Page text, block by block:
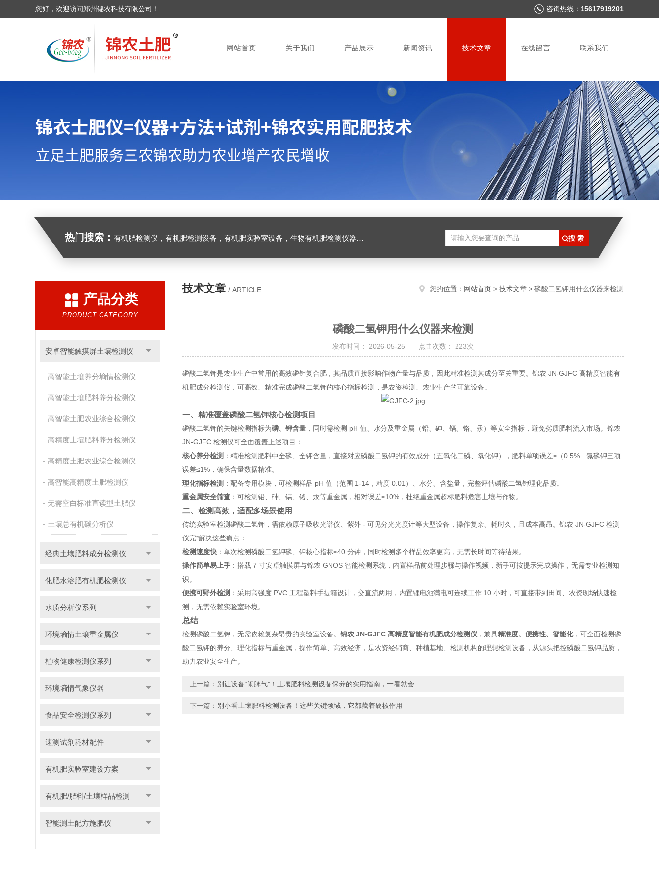
您好，欢迎访问郑州锦农科技有限公司！ 咨询热线： 15617919201
网站首页 关于我们 产品展示 新闻资讯 技术文章 在线留言 联系我们
热门搜索： 有机肥检测仪，有机肥检测设备，有机肥实验室设备，生物有机肥检测仪器，有机肥化验仪，有机肥实验室建设
产品分类
PRODUCT CATEGORY
安卓智能触摸屏土壤检测仪
高智能土壤养分墒情检测仪
高智能土壤肥料养分检测仪
高智能土肥农业综合检测仪
高精度土壤肥料养分检测仪
高精度土肥农业综合检测仪
高智能高精度土肥检测仪
无需空白标准直读型土肥仪
土壤总有机碳分析仪
经典土壤肥料成分检测仪
化肥水溶肥有机肥检测仪
水质分析仪系列
环境墒情土壤重金属仪
植物健康检测仪系列
环境墒情气象仪器
食品安全检测仪系列
速测试剂耗材配件
有机肥实验室建设方案
有机肥/肥料/土壤样品检测
智能测土配方施肥仪
技术文章 / ARTICLE 您的位置： 网站首页 > 技术文章 > 磷酸二氢钾用什么仪器来检测
磷酸二氢钾用什么仪器来检测
发布时间： 2026-05-25 点击次数： 223次
磷酸二氢钾是农业生产中常用的高效磷钾复合肥，其品质直接影响作物产量与品质，因此精准检测其成分至关重要。锦农 JN-GJFC 高精度智能有
机肥成分检测仪，可高效、精准完成磷酸二氢钾的核心指标检测，是农资检测、农业生产的可靠设备。
一、精准覆盖磷酸二氢钾核心检测项目
磷酸二氢钾的关键检测指标为磷、钾含量 ，同时需检测 pH 值、水分及重金属（铅、砷、镉、铬、汞）等安全指标，避免劣质肥料流入市场。锦农
JN-GJFC 检测仪可全面覆盖上述项目：
核心养分检测 ：精准检测肥料中全磷、全钾含量，直接对应磷酸二氢钾的有效成分（五氧化二磷、氧化钾），肥料单项误差≤（0.5%，氮磷钾三项
误差≤1%，确保含量数据精准。
理化指标检测 ：配备专用模块，可检测样品 pH 值（范围 1-14，精度 0.01）、水分、含盐量，完整评估磷酸二氢钾理化品质。
重金属安全筛查 ：可检测铅、砷、镉、铬、汞等重金属，相对误差≤10%，杜绝重金属超标肥料危害土壤与作物。
二、检测高效，适配多场景使用
传统实验室检测磷酸二氢钾，需依赖原子吸收光谱仪、紫外 - 可见分光光度计等大型设备，操作复杂、耗时久，且成本高昂。锦农 JN-GJFC 检测
仪完*解决这些痛点：
检测速度快 ：单次检测磷酸二氢钾磷、钾核心指标≤40 分钟，同时检测多个样品效率更高，无需长时间等待结果。
操作简单易上手 ：搭载 7 寸安卓触摸屏与锦农 GNOS 智能检测系统，内置样品前处理步骤与操作视频，新手可按提示完成操作，无需专业检测知
识。
便携可野外检测 ：采用高强度 PVC 工程塑料手提箱设计，交直流两用，内置锂电池满电可连续工作 10 小时，可直接带到田间、农资现场快速检
测，无需依赖实验室环境。
总结
检测磷酸二氢钾，无需依赖复杂昂贵的实验室设备。 锦农 JN-GJFC 高精度智能有机肥成分检测仪 ，兼具精准度、便携性、智能化，可全面检测磷
酸二氢钾的养分、理化指标与重金属，操作简单、高效经济，是农资经销商、种植基地、检测机构的理想检测设备，从源头把控磷酸二氢钾品质，
助力农业安全生产。
上一篇： 别让设备“闹脾气”！土壤肥料检测设备保养的实用指南，一看就会
下一篇： 别小看土壤肥料检测设备！这些关键领域，它都藏着硬核作用